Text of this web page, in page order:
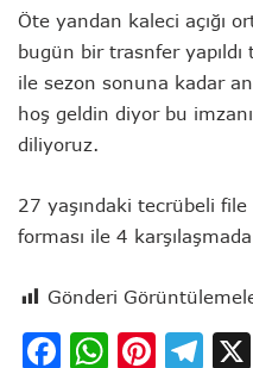
Öte yandan kaleci açığı
bugün bir trasnfer
ile sezon sonuna kadar
hoş geldin diyor bu
diliyoruz.
27 yaşındaki tecrübeli
forması ile 4
Gönderi
Facebook